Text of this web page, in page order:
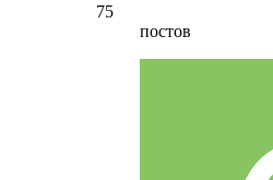
75
постов